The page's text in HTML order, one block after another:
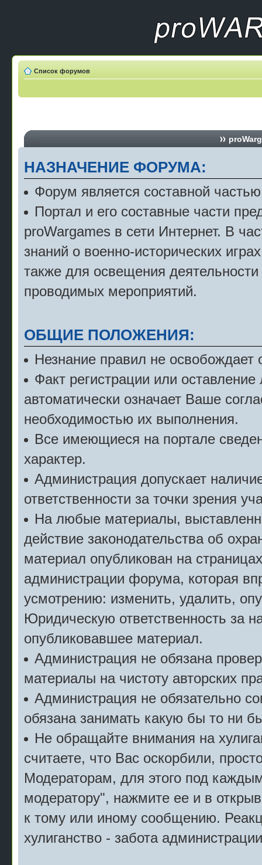
Список форумов
НАЗНАЧЕНИЕ ФОРУМА:
Форум является составной
Портал и его составные части
proWargames в сети Интернет. В
знаний о военно-исторических
также для освещения
проводимых мероприятий.
ОБЩИЕ ПОЛОЖЕНИЯ:
Незнание правил не освобождает
Факт регистрации или
автоматически означает Ваше
необходимостью их выполнения.
Все имеющиеся на портале
характер.
Администрация допускает
ответственности за точки зрения
На любые материалы,
действие законодательства об
материал опубликован на
администрации форума, которая
усмотрению: изменить, удалить,
Юридическую ответственность за
опубликовавшее материал.
Администрация не обязана
материалы на чистоту авторских
Администрация не обязательно
обязана занимать какую бы то ни
Не обращайте внимания на
считаете, что Вас оскорбили,
Модераторам, для этого под
модератору", нажмите ее и в
к тому или иному сообщению.
хулиганство - забота